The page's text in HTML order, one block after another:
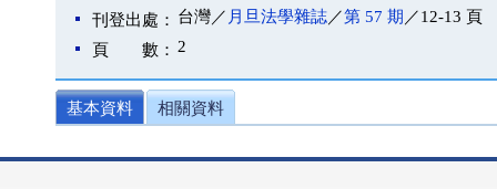
刊登出處： 台灣／ 月旦法學雜誌／第 57 期 ／12-13 頁
頁 數： 2
基本資料 相關資料